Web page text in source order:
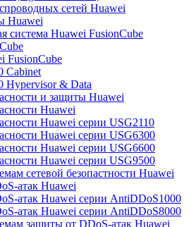
сетей Huawei
Huawei
система Huawei FusionCube
FusionCube
Cabinet
Hypervisor & Data
и защиты Huawei
Huawei
Huawei серии USG2110
Huawei серии USG6300
Huawei серии USG6600
Huawei серии USG9500
сетевой безопастности Huawei
атак Huawei
атак Huawei серии AntiDDoS1000
атак Huawei серии AntiDDoS8000
защиты от DDoS-атак Huawei